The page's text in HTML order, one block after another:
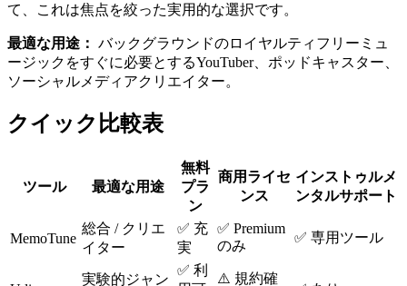
て、これは焦点を絞った実用的な選択です。
最適な用途： バックグラウンドのロイヤルティフリーミュ
ージックをすぐに必要とするYouTuber、ポッドキャスター、
ソーシャルメディアクリエイター。
クイック比較表
ツール 最適な用途
無料
プラ
ン
商用ライセ
ンス
インストゥルメ
ンタルサポート
MemoTune
総合 / クリエ
イター
✅ 充
実
✅ Premium
のみ
✅ 専用ツール
実験的ジャン
✅ 利
⚠️ 規約確